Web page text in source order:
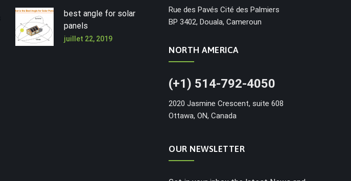
best angle for solar
panels
juillet 22, 2019
Rue des Pavés Cité des Palmiers
BP 3402, Douala, Cameroun
NORTH AMERICA
(+1) 514-792-4050
2020 Jasmine Crescent, suite 608
Ottawa, ON, Canada
OUR NEWSLETTER